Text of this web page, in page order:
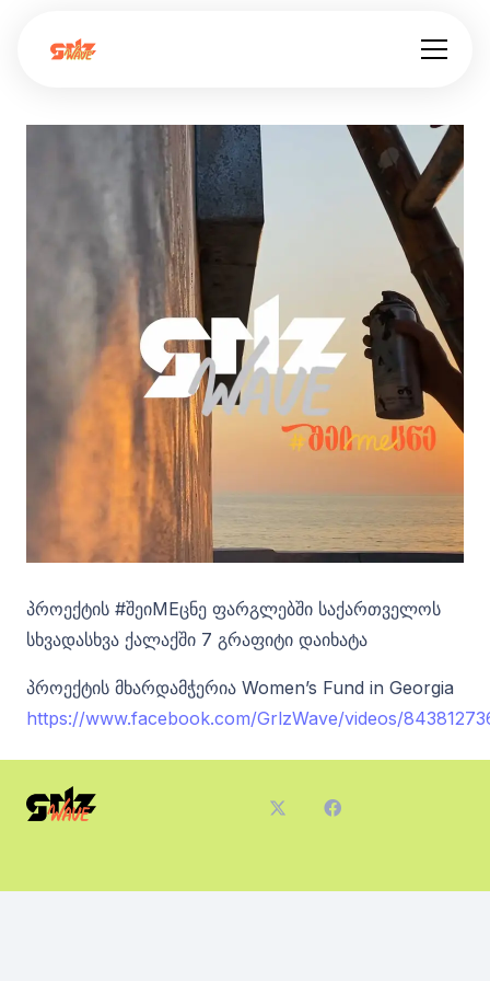
პროექტის #შეიMEცნე ფარგლებში საქართველოს
სხვადასხვა ქალაქში 7 გრაფიტი დაიხატა
პროექტის მხარდამჭერია Women’s Fund in Georgia
https://www.facebook.com/GrlzWave/videos/